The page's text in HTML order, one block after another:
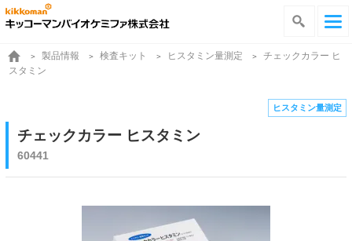
製品情報 検査キット ヒスタミン量測定
チェックカラー ヒ
スタミン
チェックカラー ヒスタミン
60441
ヒスタミン量測定